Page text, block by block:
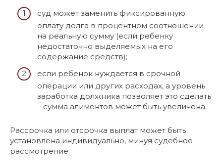
суд может заменить фиксированную
оплату долга в процентном соотношении
на реальную сумму (если ребенку
недостаточно выделяемых на его
содержание средств);
если ребенок нуждается в срочной
операции или других расходах, а уровень
заработка должника позволяет это сделать
– сумма алиментов может быть увеличена.
Рассрочка или отсрочка выплат может быть
установлена индивидуально, минуя судебное
рассмотрение.